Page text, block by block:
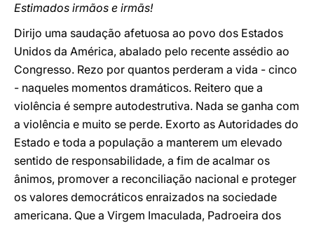
Estimados irmãos e irmãs!
Dirijo uma saudação afetuosa ao povo dos Estados
Unidos da América, abalado pelo recente assédio ao
Congresso. Rezo por quantos perderam a vida - cinco
- naqueles momentos dramáticos. Reitero que a
violência é sempre autodestrutiva. Nada se ganha com
a violência e muito se perde. Exorto as Autoridades do
Estado e toda a população a manterem um elevado
sentido de responsabilidade, a fim de acalmar os
ânimos, promover a reconciliação nacional e proteger
os valores democráticos enraizados na sociedade
americana. Que a Virgem Imaculada, Padroeira dos